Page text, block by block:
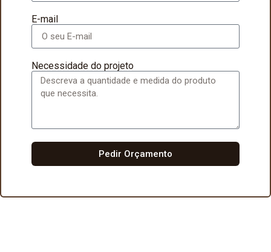
E-mail
Necessidade do projeto
Pedir Orçamento